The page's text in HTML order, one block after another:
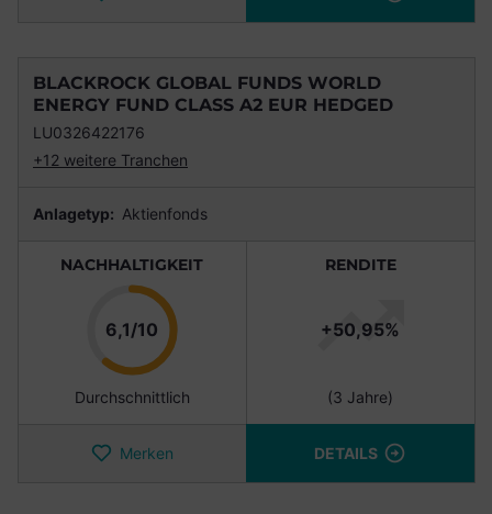
BLACKROCK GLOBAL FUNDS WORLD
ENERGY FUND CLASS A2 EUR HEDGED
LU0326422176
+12 weitere Tranchen
Anlagetyp: Aktienfonds
NACHHALTIGKEIT
6,1/10 Punkte
Durchschnittlich
RENDITE
+50,95%
(3 Jahre)
Merken DETAILS